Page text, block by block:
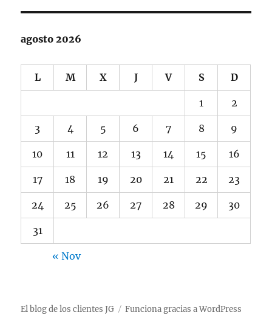
agosto 2026
L M X J V S D
1 2
3 4 5 6 7 8 9
10 11 12 13 14 15 16
17 18 19 20 21 22 23
24 25 26 27 28 29 30
31
« Nov
El blog de los clientes JG Funciona gracias a WordPress